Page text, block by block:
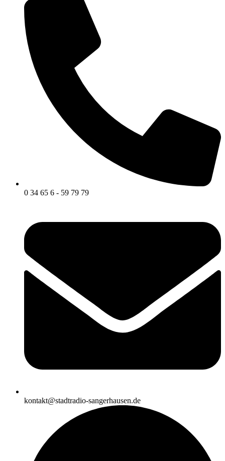
0 34 65 6 - 59 79 79
kontakt@stadtradio-sangerhausen.de